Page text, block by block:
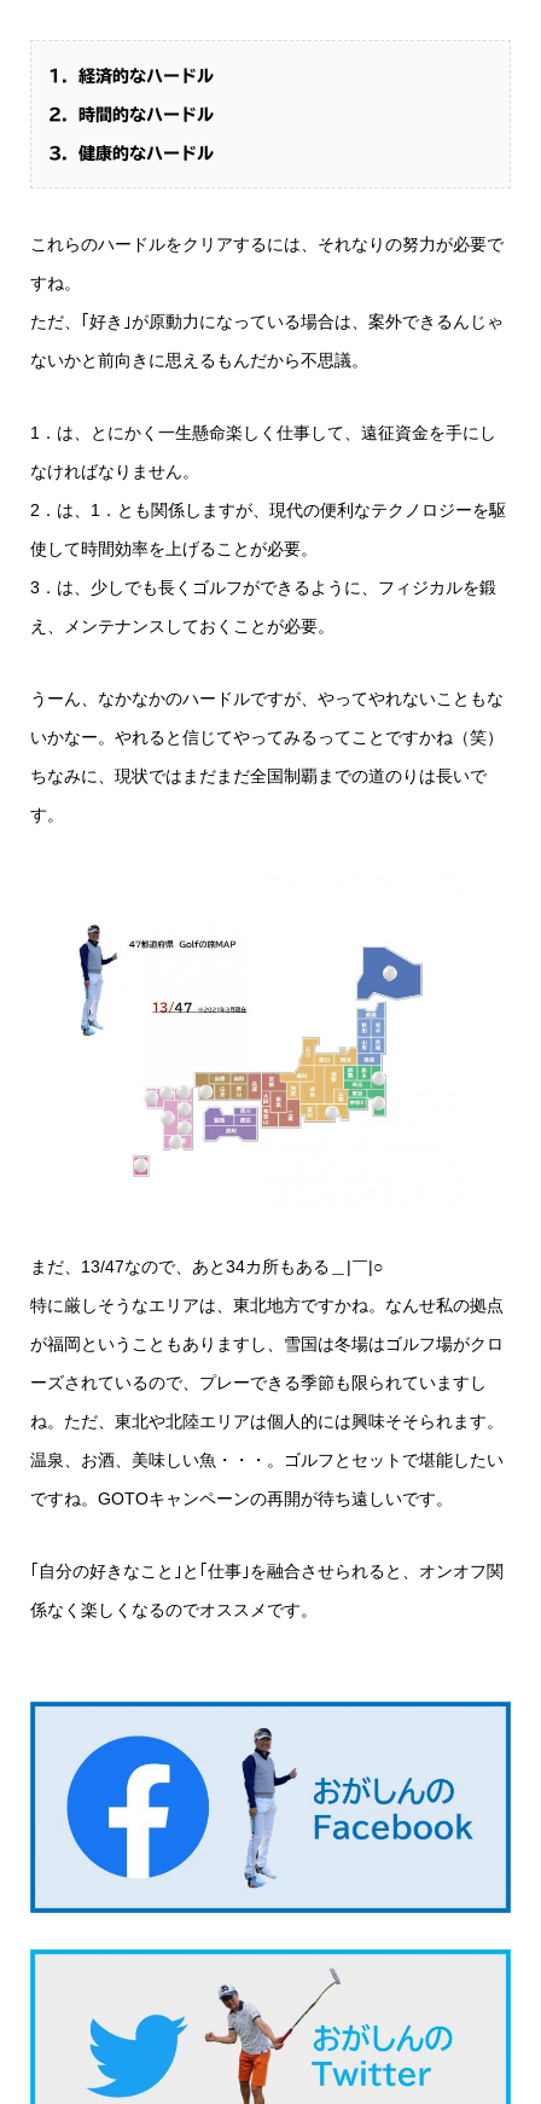
1．経済的なハードル
2．時間的なハードル
3．健康的なハードル
これらのハードルをクリアするには、それなりの努力が必要で
すね。
ただ、｢好き｣が原動力になっている場合は、案外できるんじゃ
ないかと前向きに思えるもんだから不思議。
1．は、とにかく一生懸命楽しく仕事して、遠征資金を手にし
なければなりません。
2．は、1．とも関係しますが、現代の便利なテクノロジーを駆
使して時間効率を上げることが必要。
3．は、少しでも長くゴルフができるように、フィジカルを鍛
え、メンテナンスしておくことが必要。
うーん、なかなかのハードルですが、やってやれないこともな
いかなー。やれると信じてやってみるってことですかね（笑）
ちなみに、現状ではまだまだ全国制覇までの道のりは長いで
す。
まだ、13/47なので、あと34カ所もある＿|￣|○
特に厳しそうなエリアは、東北地方ですかね。なんせ私の拠点
が福岡ということもありますし、雪国は冬場はゴルフ場がクロ
ーズされているので、プレーできる季節も限られていますし
ね。ただ、東北や北陸エリアは個人的には興味そそられます。
温泉、お酒、美味しい魚・・・。ゴルフとセットで堪能したい
ですね。GOTOキャンペーンの再開が待ち遠しいです。
｢自分の好きなこと｣と｢仕事｣を融合させられると、オンオフ関
係なく楽しくなるのでオススメです。